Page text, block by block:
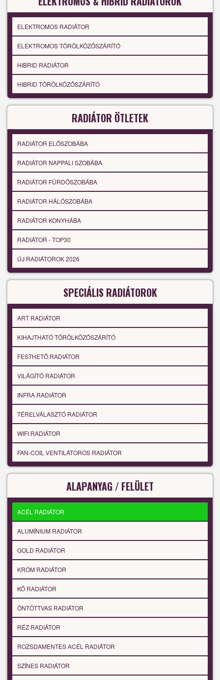
ELEKTROMOS RADIÁTOR
ELEKTROMOS TÖRÖLKÖZŐSZÁRÍTÓ
HIBRID RADIÁTOR
HIBRID TÖRÖLKÖZŐSZÁRÍTÓ
RADIÁTOR ÖTLETEK
RADIÁTOR ELŐSZOBÁBA
RADIÁTOR NAPPALI SZOBÁBA
RADIÁTOR FÜRDŐSZOBÁBA
RADIÁTOR HÁLÓSZOBÁBA
RADIÁTOR KONYHÁBA
RADIÁTOR - TOP30
ÚJ RADIÁTOROK 2026
SPECIÁLIS RADIÁTOROK
ART RADIÁTOR
KIHAJTHATÓ TÖRÖLKÖZŐSZÁRÍTÓ
FESTHETŐ RADIÁTOR
VILÁGÍTÓ RADIÁTOR
INFRA RADIÁTOR
TÉRELVÁLASZTÓ RADIÁTOR
WIFI RADIÁTOR
FAN-COIL VENTILÁTOROS RADIÁTOR
ALAPANYAG / FELÜLET
ACÉL RADIÁTOR
ALUMÍNIUM RADIÁTOR
GOLD RADIÁTOR
KRÓM RADIÁTOR
KŐ RADIÁTOR
ÖNTÖTTVAS RADIÁTOR
RÉZ RADIÁTOR
ROZSDAMENTES ACÉL RADIÁTOR
SZÍNES RADIÁTOR